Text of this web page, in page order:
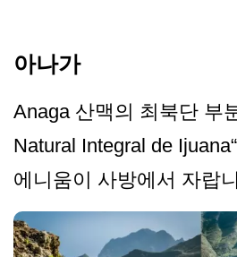
아나가
Anaga 산맥의 최북단 부
Natural Integral de
에니움이 사방에서 자랍